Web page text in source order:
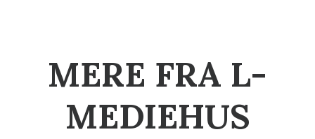
MERE FRA L-
MEDIEHUS